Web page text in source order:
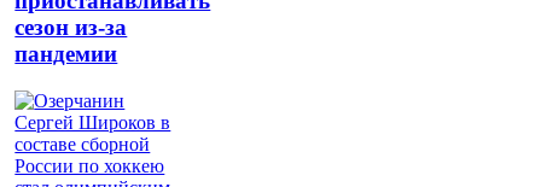
сезон из-за
пандемии